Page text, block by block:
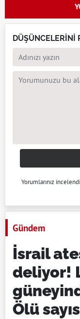
DÜŞÜNCELERİNİ
Yorumlarınız
Gündem
İsrail
deliyor!
Ölü